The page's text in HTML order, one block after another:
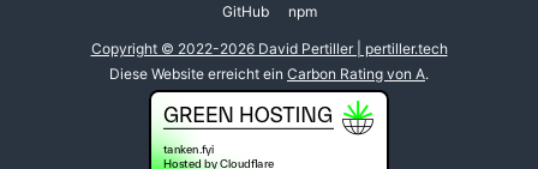
GitHub npm
Copyright © 2022-2026 David Pertiller | pertiller.tech
Diese Website erreicht ein Carbon Rating von A.